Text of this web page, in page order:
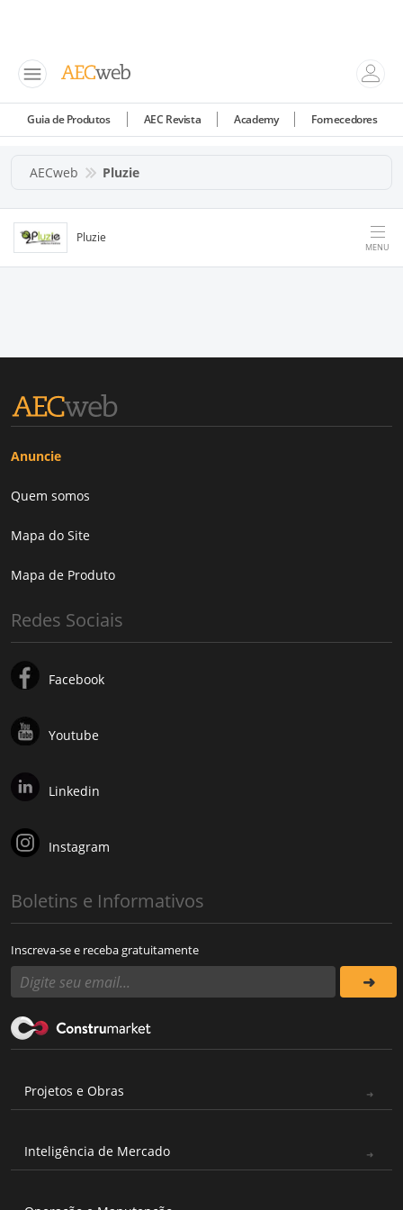
Guia de Produtos AEC Revista Academy Fornecedores
AECweb Pluzie
Pluzie
MENU
Anuncie
Quem somos
Mapa do Site
Mapa de Produto
Redes Sociais
Facebook
Youtube
Linkedin
Instagram
Boletins e Informativos
Inscreva-se e receba gratuitamente
Projetos e Obras
Inteligência de Mercado